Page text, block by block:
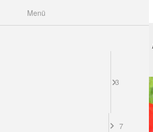
Menü
3
7